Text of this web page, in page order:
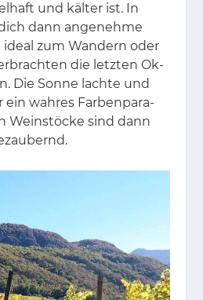
und käl­ter ist. In
dann an­ge­neh­me
zum Wan­dern oder
die letz­ten Ok­
Die Son­ne lach­te und
ein wah­res Far­ben­pa­ra­
Wein­stö­cke sind dann